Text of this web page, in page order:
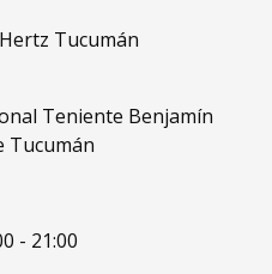
Tucumán
Teniente Benjamín
Tucumán
- 21:00